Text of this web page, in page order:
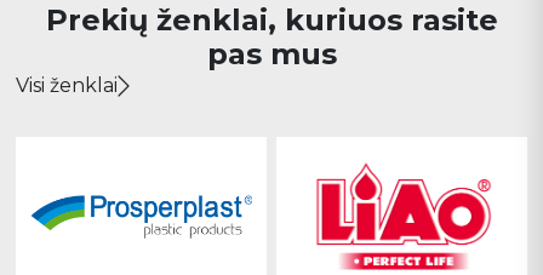
Prekių ženklai, kuriuos rasite
pas mus
Visi ženklai